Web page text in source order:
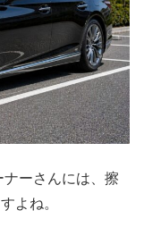
ーさんには、擦
よね。